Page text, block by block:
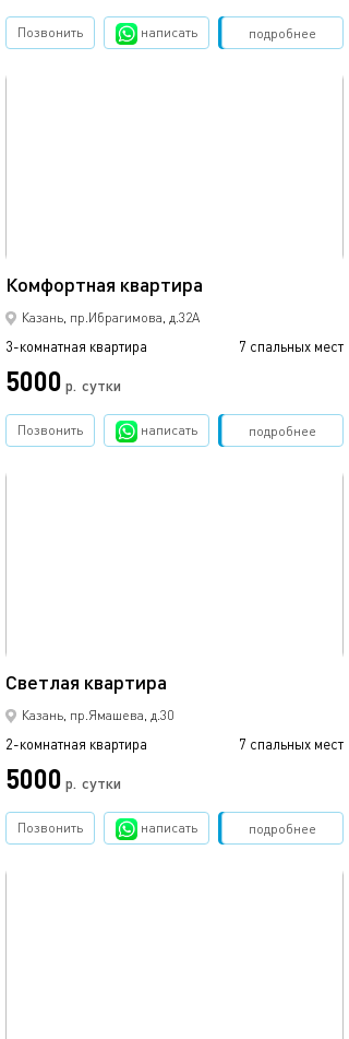
подробнее
Позвонить написать Забронировать
Комфортная квартира
Казань, пр.Ибрагимова, д.32А
3-комнатная квартира 7 спальных мест
5000 р. сутки
подробнее
Позвонить написать Забронировать
Светлая квартира
Казань, пр.Ямашева, д.30
2-комнатная квартира 7 спальных мест
5000 р. сутки
подробнее
Позвонить написать Забронировать